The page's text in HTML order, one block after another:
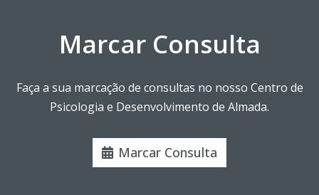
Marcar Consulta
Faça a sua marcação de consultas no nosso Centro de
Psicologia e Desenvolvimento de Almada.
Marcar Consulta